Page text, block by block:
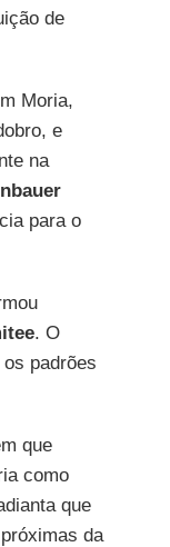
de
Moria,
e
na
para o
. O
padrões
que
como
que
da